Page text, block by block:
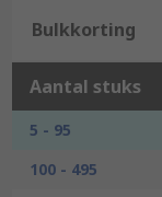
Bulkkorting
Aantal stuks
5 - 95
100 - 495